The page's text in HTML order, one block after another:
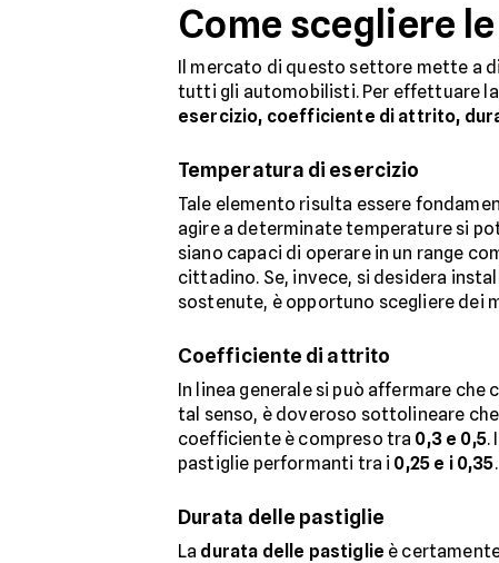
Come scegliere
Il mercato di questo settore mette a
tutti gli automobilisti. Per effettuare
esercizio, coefficiente di attrito,
Temperatura di esercizio
Tale elemento risulta essere
agire a determinate temperature si
siano capaci di operare in un range
cittadino. Se, invece, si desidera
sostenute, è opportuno scegliere dei
Coefficiente di attrito
In linea generale si può affermare che
tal senso, è doveroso sottolineare
coefficiente è compreso tra 0,3 e 0,5. I
pastiglie performanti tra i 0,25 e i 0,35.
Durata delle pastiglie
La durata delle pastiglie è